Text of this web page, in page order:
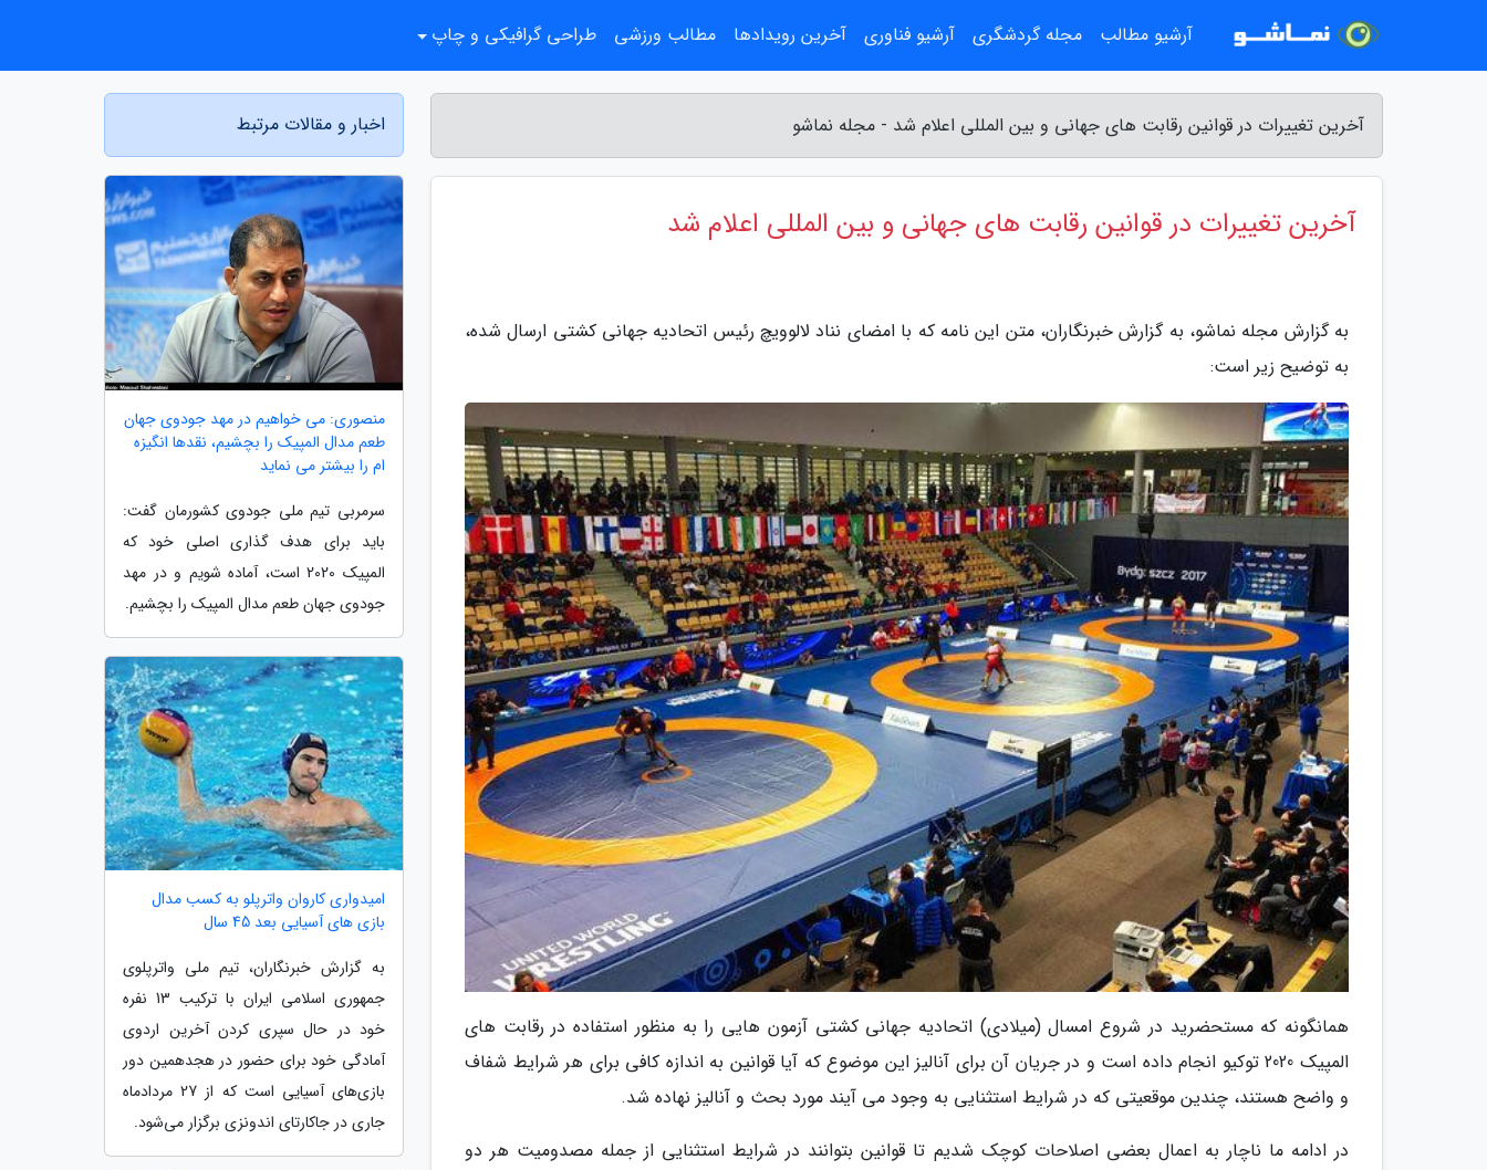
آخرین تغییرات در قوانین رقابت های جهانی و بین المللی اعلام شد - مجله نماشو
آخرین تغییرات در قوانین رقابت های جهانی و بین المللی اعلام شد
به گزارش مجله نماشو، به گزارش خبرنگاران، متن این نامه که با امضای نناد لالوویچ رئیس اتحادیه جهانی کشتی ارسال شده،
به توضیح زیر است:
همانگونه که مستحضرید در شروع امسال (میلادی) اتحادیه جهانی کشتی آزمون هایی را به منظور استفاده در رقابت های
المپیک 2020 توکیو انجام داده است و در جریان آن برای آنالیز این موضوع که آیا قوانین به اندازه کافی برای هر شرایط شفاف
و واضح هستند، چندین موقعیتی که در شرایط استثنایی به وجود می آیند مورد بحث و آنالیز نهاده شد.
در ادامه ما ناچار به اعمال بعضی اصلاحات کوچک شدیم تا قوانین بتوانند در شرایط استثنایی از جمله مصدومیت هر دو
اخبار و مقالات مرتبط
منصوری: می خواهیم در مهد جودوی جهان
طعم مدال المپیک را بچشیم، نقدها انگیزه
ام را بیشتر می نماید
سرمربی تیم ملی جودوی کشورمان گفت:
باید برای هدف گذاری اصلی خود که
المپیک 2020 است، آماده شویم و در مهد
جودوی جهان طعم مدال المپیک را بچشیم.
امیدواری کاروان واترپلو به کسب مدال
بازی های آسیایی بعد 45 سال
به گزارش خبرنگاران، تیم ملی واترپلوی
جمهوری اسلامی ایران با ترکیب 13 نفره
خود در حال سپری کردن آخرین اردوی
آمادگی خود برای حضور در هجدهمین دور
بازی‌های آسیایی است که از 27 مردادماه
جاری در جاکارتای اندونزی برگزار می‌شود.
آرشیو مطالب مجله گردشگری آرشیو فناوری آخرین رویدادها مطالب ورزشی طراحی گرافیکی و چاپ